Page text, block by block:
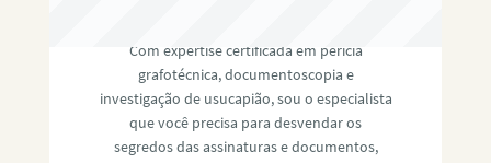
Com expertise certificada em perícia
grafotécnica, documentoscopia e
investigação de usucapião, sou o especialista
que você precisa para desvendar os
segredos das assinaturas e documentos,